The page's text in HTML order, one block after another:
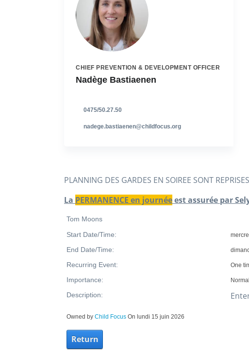
CHIEF PREVENTION & DEVELOPMENT OFFICER
Nadège Bastiaenen
0475/50.27.50
nadege.bastiaenen@childfocus.org
PLANNING DES GARDES EN SOIREE SONT
La PERMANENCE en journéeest assurée par
Tom Moons
Start Date/Time:
End Date/Time:
Recurring Event: One
Importance:
Description:
Owned by Child Focus On lundi 15 juin 2026
Return